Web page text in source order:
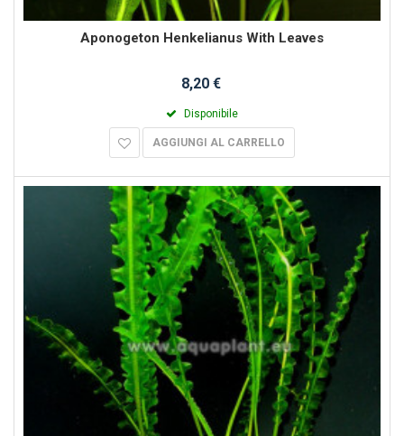
Aponogeton Henkelianus With Leaves
8,20 €
Disponibile
AGGIUNGI AL CARRELLO